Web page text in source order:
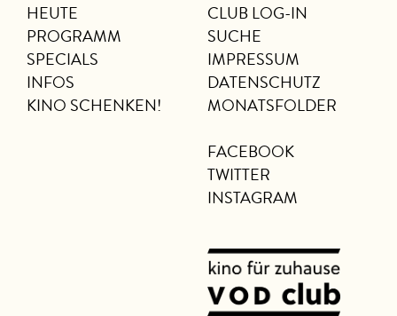
HEUTE
PROGRAMM
SPECIALS
INFOS
KINO SCHENKEN!
CLUB LOG-IN
SUCHE
IMPRESSUM
DATENSCHUTZ
MONATSFOLDER
FACEBOOK
TWITTER
INSTAGRAM